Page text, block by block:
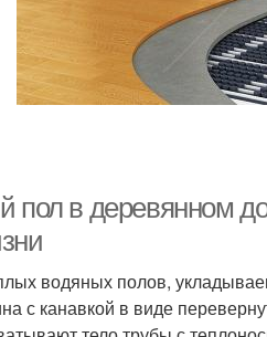
пол в деревянном
водяных полов,
с канавкой в виде